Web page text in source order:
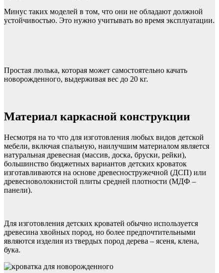
Минус таких моделей в том, что они не обладают должной
устойчивостью. Это нужно учитывать во время эксплуатации.
Простая люлька, которая может самостоятельно качать
новорожденного, выдерживая вес до 20 кг.
Материал каркасной конструкции
Несмотря на то что для изготовления любых видов детской
мебели, включая спальную, наилучшим материалом является
натуральная древесная (массив, доска, бруски, рейки),
большинство бюджетных вариантов детских кроваток
изготавливаются на основе древесностружечной (ДСП) или
древесноволокнистой плиты средней плотности (МДФ –
панели).
Для изготовления детских кроватей обычно используется
древесина хвойных пород, но более предпочтительными
являются изделия из твердых пород дерева – ясеня, клена,
бука.